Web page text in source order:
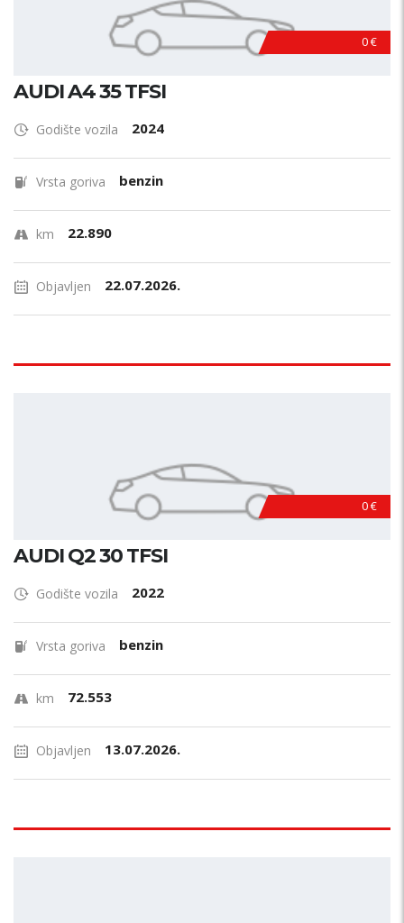
0 €
AUDI A4 35 TFSI
Godište vozila 2024
Vrsta goriva benzin
km 22.890
Objavljen 22.07.2026.
0 €
AUDI Q2 30 TFSI
Godište vozila 2022
Vrsta goriva benzin
km 72.553
Objavljen 13.07.2026.